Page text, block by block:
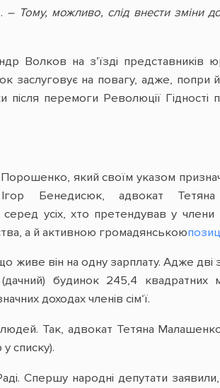
– Тому, можливо, слід внести зміни
на з’їзді представників
заслуговує на повагу, адже, попри
перемоги Революції Гідності
який своїм указом
Бенедисюк, адвокат
усіх, хто претендував у
а й активною громадянською
живе він на одну зарплату. Адже дві
будинок 245,4 квадратних
доходах членів сім‘ї.
Так, адвокат Тетяна
списку).
Спершу народні депутати